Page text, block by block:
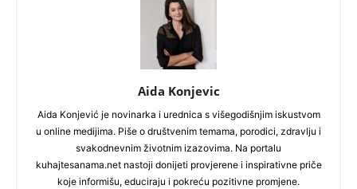
Aida Konjevic
Aida Konjević je novinarka i urednica s višegodišnjim iskustvom
u online medijima. Piše o društvenim temama, porodici, zdravlju i
svakodnevnim životnim izazovima. Na portalu
kuhajtesanama.net nastoji donijeti provjerene i inspirativne priče
koje informišu, educiraju i pokreću pozitivne promjene.